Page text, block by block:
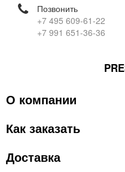
Позвонить
+7 495 609-61-22
+7 991 651-36-36
О компании
Как заказать
Доставка